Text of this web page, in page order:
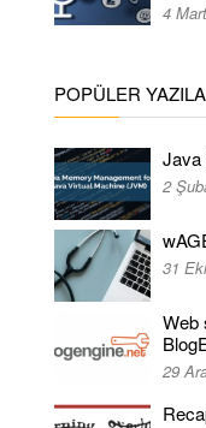
4
POPÜLER
Java
2
31
Web
29